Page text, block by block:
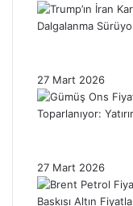
27 Mart 2026
27 Mart 2026